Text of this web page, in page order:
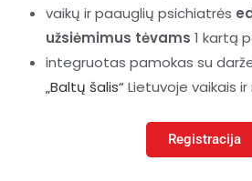
vaikų ir paauglių psichiatrės
užsiėmimus tėvams 1 kartą
integruotas pamokas su
„Baltų šalis“ Lietuvoje vaikais
Registracija